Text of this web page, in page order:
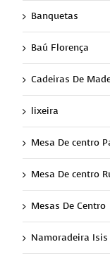
Banquetas
Baú Florença
Cadeiras De
lixeira
Mesa De centro
Mesa De centro
Mesas De Centro
Namoradeira Isis